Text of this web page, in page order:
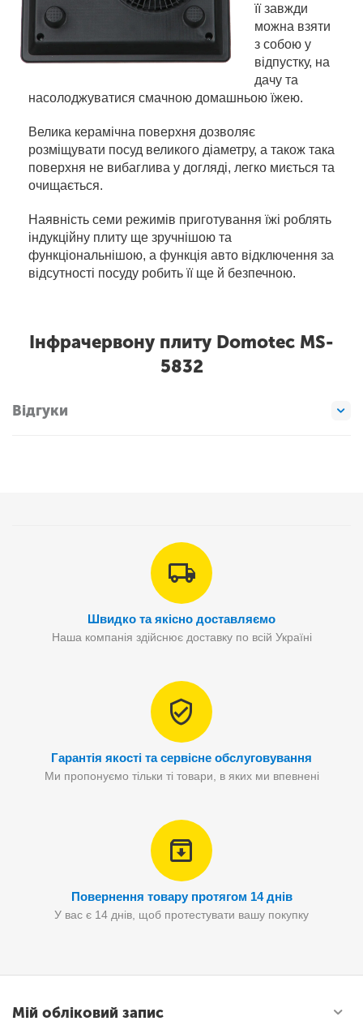
її завжди
можна взяти
з собою у
відпустку, на
дачу та
насолоджуватися смачною домашньою їжею.
Велика керамічна поверхня дозволяє
розміщувати посуд великого діаметру, а також така
поверхня не вибаглива у догляді, легко миється та
очищається.
Наявність семи режимів приготування їжі роблять
індукційну плиту ще зручнішою та
функціональнішою, а функція авто відключення за
відсутності посуду робить її ще й безпечною.
Інфрачервону плиту Domotec MS-
5832
Відгуки
Швидко та якісно доставляємо
Наша компанія здійснює доставку по всій Україні
Гарантія якості та сервісне обслуговування
Ми пропонуємо тільки ті товари, в яких ми впевнені
Повернення товару протягом 14 днів
У вас є 14 днів, щоб протестувати вашу покупку
Мій обліковий запис